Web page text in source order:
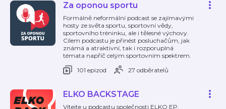
Za oponou sportu
Formálně neformální podcast se zajímavými
hosty ze světa sportu, sportovní vědy,
sportovního tréninku, ale i tělesné výchovy.
Cílem podcastu je přinést posluchačům, jak
známá a atraktivní, tak i rozporuplná
témata napříč celým sportovním spektrem.
101 epizod
27 odběratelů
ELKO BACKSTAGE
Vítejte u podcastu společnosti ELKO EP,